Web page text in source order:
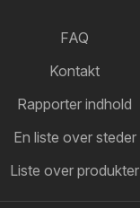
FAQ
Kontakt
Rapporter indhold
En liste over steder
Liste over produkter